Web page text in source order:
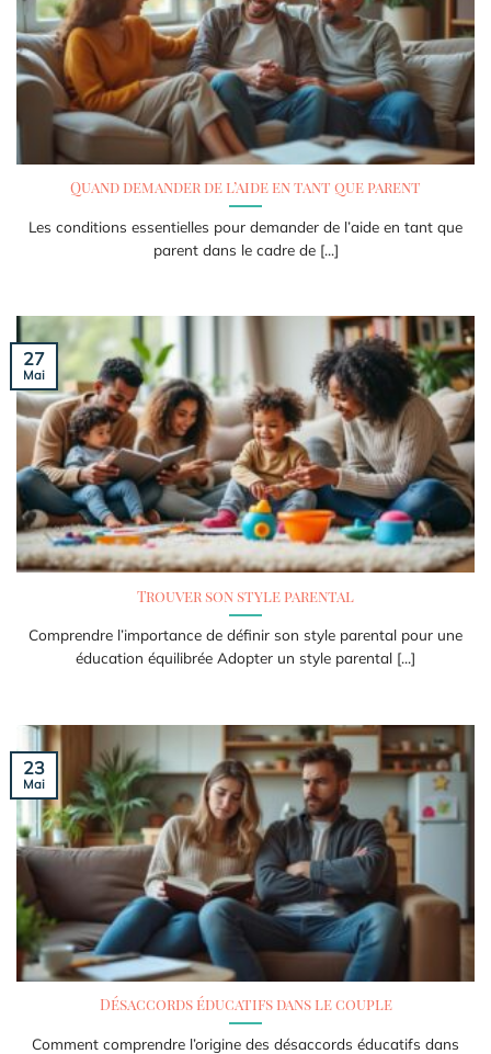
Quand demander de l’aide en tant que parent
Les conditions essentielles pour demander de l’aide en tant que
parent dans le cadre de [...]
Trouver son style parental
Comprendre l’importance de définir son style parental pour une
éducation équilibrée Adopter un style parental [...]
27
Mai
Désaccords éducatifs dans le couple
Comment comprendre l’origine des désaccords éducatifs dans
23
Mai